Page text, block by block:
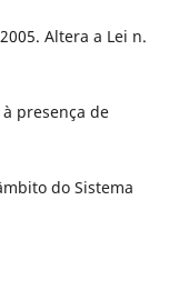
Altera a Lei n.
presença de
do Sistema